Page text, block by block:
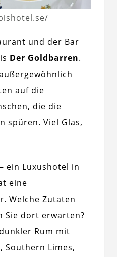
und der Bar
Der Goldbarren.
auf die
die die
spüren. Viel Glas,
ein Luxushotel in
eine
Welche Zutaten
Sie dort erwarten?
Rum mit
Southern Limes,